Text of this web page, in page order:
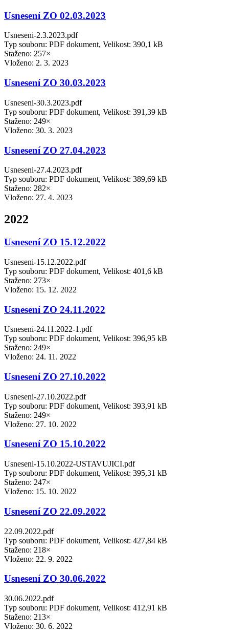
Usnesení ZO 02.03.2023
Usneseni-2.3.2023.pdf
Typ souboru: PDF dokument, Velikost: 390,1 kB
Staženo: 257×
Vloženo: 2. 3. 2023
Usnesení ZO 30.03.2023
Usneseni-30.3.2023.pdf
Typ souboru: PDF dokument, Velikost: 391,39 kB
Staženo: 249×
Vloženo: 30. 3. 2023
Usnesení ZO 27.04.2023
Usneseni-27.4.2023.pdf
Typ souboru: PDF dokument, Velikost: 389,69 kB
Staženo: 282×
Vloženo: 27. 4. 2023
2022
Usnesení ZO 15.12.2022
Usneseni-15.12.2022.pdf
Typ souboru: PDF dokument, Velikost: 401,6 kB
Staženo: 273×
Vloženo: 15. 12. 2022
Usnesení ZO 24.11.2022
Usneseni-24.11.2022-1.pdf
Typ souboru: PDF dokument, Velikost: 396,95 kB
Staženo: 249×
Vloženo: 24. 11. 2022
Usnesení ZO 27.10.2022
Usneseni-27.10.2022.pdf
Typ souboru: PDF dokument, Velikost: 393,91 kB
Staženo: 249×
Vloženo: 27. 10. 2022
Usnesení ZO 15.10.2022
Usneseni-15.10.2022-USTAVUJICI.pdf
Typ souboru: PDF dokument, Velikost: 395,31 kB
Staženo: 247×
Vloženo: 15. 10. 2022
Usnesení ZO 22.09.2022
22.09.2022.pdf
Typ souboru: PDF dokument, Velikost: 427,84 kB
Staženo: 218×
Vloženo: 22. 9. 2022
Usnesení ZO 30.06.2022
30.06.2022.pdf
Typ souboru: PDF dokument, Velikost: 412,91 kB
Staženo: 213×
Vloženo: 30. 6. 2022